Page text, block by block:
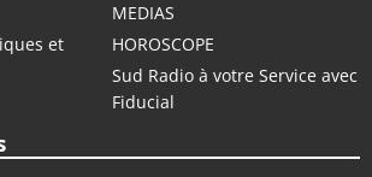
MEDIAS
et
HOROSCOPE
Sud Radio à votre Service avec
Fiducial